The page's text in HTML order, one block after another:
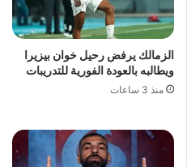
الزمالك يرفض رحيل خوان بيزيرا
ويطالبه بالعودة الفورية للتدريبات
منذ 3 ساعات